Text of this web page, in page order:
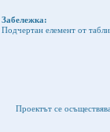
Забележка:
Подчертан елемент от
Проектът се